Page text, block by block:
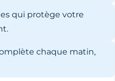
qui protège votre
chaque matin,